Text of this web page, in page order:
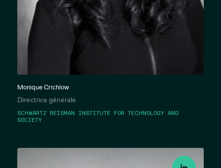
Monique Crichlow
Directrice générale
SCHWARTZ REISMAN INSTITUTE FOR TECHNOLOGY AND
SOCIETY